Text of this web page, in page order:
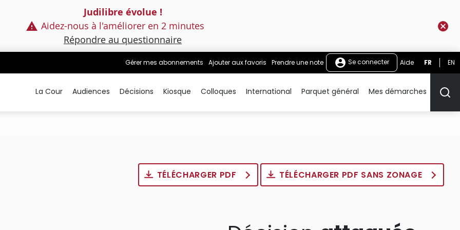
Judilibre évolue !
Aidez-nous à l'améliorer en 2 minutes
Répondre au questionnaire
Gérer mes abonnements Ajouter aux favoris Prendre une note Se connecter Aide FR EN
La Cour Audiences Décisions Kiosque Colloques International Parquet général Mes démarches
TÉLÉCHARGER PDF TÉLÉCHARGER PDF SANS ZONAGE